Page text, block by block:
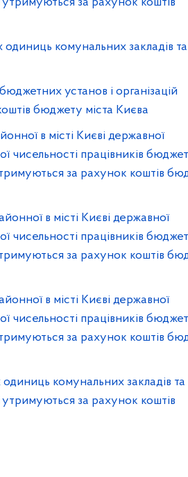
комунальних закладів та
установ і організацій
бюджету міста Києва
в місті Києві державної
чисельності працівників
за рахунок коштів
в місті Києві державної
чисельності працівників
за рахунок коштів
в місті Києві державної
чисельності працівників
за рахунок коштів
комунальних закладів та
утримуються за рахунок коштів